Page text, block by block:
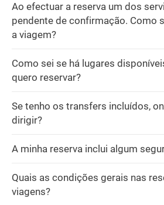
Ao efectuar a reserva um dos
pendente de confirmação. Como
a viagem?
Como sei se há lugares
quero reservar?
Se tenho os transfers incluídos,
dirigir?
A minha reserva inclui algum
Quais as condições gerais nas
viagens?